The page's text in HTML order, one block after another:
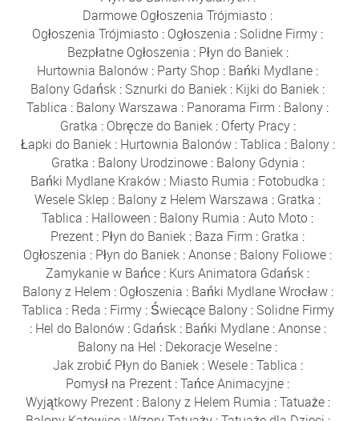
Darmowe Ogłoszenia Trójmiasto :
Ogłoszenia Trójmiasto : Ogłoszenia : Solidne Firmy :
Bezpłatne Ogłoszenia : Płyn do Baniek:
Hurtownia Balonów : Party Shop : Bańki Mydlane :
Balony Gdańsk : Sznurki do Baniek : Kijki do Baniek :
Tablica : Balony Warszawa : Panorama Firm : Balony :
Gratka : Obręcze do Baniek: Oferty Pracy:
Łapki do Baniek: Hurtownia Balonów:Tablica : Balony:
Gratka : Balony Urodzinowe: Balony Gdynia :
Bańki Mydlane Kraków : Miasto Rumia : Fotobudka :
Wesele Sklep : Balony z Helem Warszawa : Gratka :
Tablica : Halloween : Balony Rumia :Auto Moto :
Prezent : Płyn do Baniek : Baza Firm : Gratka :
Ogłoszenia : Płyn do Baniek :Anonse : Balony Foliowe :
Zamykanie w Bańce : Kurs Animatora Gdańsk :
Balony z Helem : Ogłoszenia : Bańki Mydlane Wrocław:
Tablica : Reda : Firmy: Świecące Balony: Solidne Firmy
: Hel do Balonów: Gdańsk: Bańki Mydlane:Anonse:
Balony na Hel : Dekoracje Weselne :
Jak zrobić Płyn do Baniek:Wesele:Tablica :
Pomysł na Prezent :Tańce Animacyjne :
Wyjątkowy Prezent: Balony z Helem Rumia :Tatuaże: